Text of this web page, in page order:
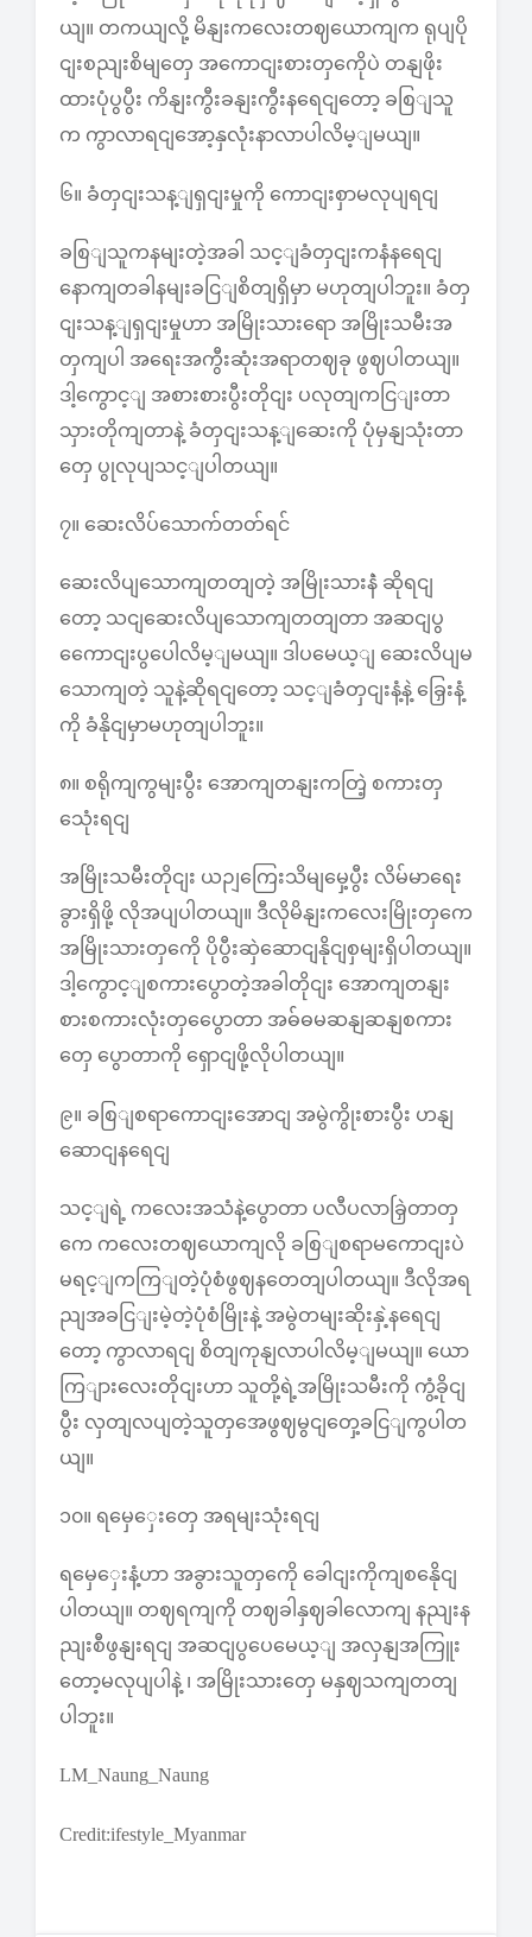
ယျ။ တကယျလို့ မိနျးကလေးတဈယောကျက ရုပျပို
ငျးစညျးစိမျတှေ အကောငျးစားတှကေိုပဲ တနျဖိုး
ထားပုံပွပွီး ကိနျးကွီးခနျးကွီးနရေငျတော့ ခစြျသူ
က ကွာလာရငျအော့နှလုံးနာလာပါလိမ့ျမယျ။
၆။ ခံတှငျးသန့ျရှငျးမှုကို ကောငျးစှာမလုပျရငျ
ခစြျသူကနမျးတဲ့အခါ သင့ျခံတှငျးကနံနရေငျ
နောကျတခါနမျးခငြျစိတျရှိမှာ မဟုတျပါဘူး။ ခံတှ
ငျးသန့ျရှငျးမှုဟာ အမြိုးသားရော အမြိုးသမီးအ
တှကျပါ အရေးအကွီးဆုံးအရာတဈခု ဖွဈပါတယျ။
ဒါ့ကွောင့ျ အစားစားပွီးတိုငျး ပလုတျကငြျးတာ
သှားတိုကျတာနဲ့ ခံတှငျးသန့ျဆေးကို ပုံမှနျသုံးတာ
တှေ ပွုလုပျသင့ျပါတယျ။
၇။ ဆေးလိပ်သောက်တတ်ရင်
ဆေးလိပျသောကျတတျတဲ့ အမြိုးသားနဲံ ဆိုရငျ
တော့ သငျဆေးလိပျသောကျတတျတာ အဆငျပွ
ကေောငျးပွပေါလိမ့ျမယျ။ ဒါပမေယ့ျ ဆေးလိပျမ
သောကျတဲ့ သူနဲ့ဆိုရငျတော့ သင့ျခံတှငျးနံ့နဲ့ ခြှေးနံ့
ကို ခံနိုငျမှာမဟုတျပါဘူး။
၈။ စရိုကျကွမျးပွီး အောကျတနျးကတြဲ့ စကားတှ
သေုံးရငျ
အမြိုးသမီးတိုငျး ယဉျကြေးသိမျမှေ့ပွီး လိမ်မာရေး
ခွားရှိဖို့ လိုအပျပါတယျ။ ဒီလိုမိနျးကလေးမြိုးတှကေ
အမြိုးသားတှကေို ပိုပွီးဆှဲဆောငျနိုငျစှမျးရှိပါတယျ။
ဒါ့ကွောင့ျစကားပွောတဲ့အခါတိုငျး အောကျတနျး
စားစကားလုံးတှပွေောတာ အဓ်ဓမဆနျဆနျစကား
တှေ ပွောတာကို ရှောငျဖို့လိုပါတယျ။
၉။ ခစြျစရာကောငျးအောငျ အမွဲကွိုးစားပွီး ဟနျ
ဆောငျနရေငျ
သင့ျရဲ့ ကလေးအသံနဲ့ပွောတာ ပလီပလာခြှဲတာတှ
ကေ ကလေးတဈယောကျလို ခစြျစရာမကောငျးပဲ
မရင့ျကကြျတဲ့ပုံစံဖွဈနတေတျပါတယျ။ ဒီလိုအရ
ညျအခငြျးမဲ့တဲ့ပုံစံမြိုးနဲ့ အမွဲတမျးဆိုးနှဲ့နရေငျ
တော့ ကွာလာရငျ စိတျကုနျလာပါလိမ့ျမယျ။ ယော
ကြျားလေးတိုငျးဟာ သူတို့ရဲ့အမြိုးသမီးကို ကွံ့ခိုငျ
ပွီး လှတျလပျတဲ့သူတှအေဖွဈမွငျတှေ့ခငြျကွပါတ
ယျ။
၁၀။ ရမှေှေးတှေ အရမျးသုံးရငျ
ရမှေှေးနံ့ဟာ အခွားသူတှကေို ခေါငျးကိုကျစနေိုငျ
ပါတယျ။ တဈရကျကို တဈခါနှဈခါလောကျ နညျးန
ညျးစီဖွနျးရငျ အဆငျပွပေမေယ့ျ အလှနျအကြူး
တော့မလုပျပါနဲ့ ၊ အမြိုးသားတှေ မနှဈသကျတတျ
ပါဘူး။
LM_Naung_Naung
Credit:ifestyle_Myanmar